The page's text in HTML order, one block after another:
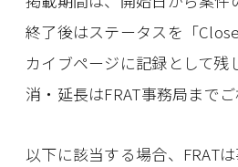
終了後はステータスを「
カイブページに記録として残
消・延長はFRAT事務局までご
以下に該当する場合、FRAT